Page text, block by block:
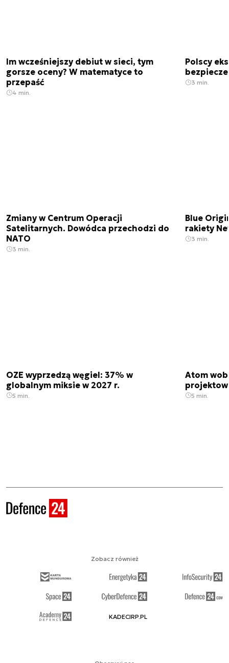
Im wcześniejszy debiut w sieci, tym
gorsze oceny? W matematyce to
przepaść
4 min.
Polscy
3 min.
Zmiany w Centrum Operacji
Satelitarnych. Dowódca przechodzi do
NATO
3 min.
Blue
rakiety
3 min.
OZE wyprzedzą węgiel: 37% w
globalnym miksie w 2027 r.
5 min.
Atom
5 min.
Zobacz również
KADECIRP.PL